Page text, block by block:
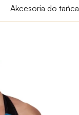
Akcesoria do tańca